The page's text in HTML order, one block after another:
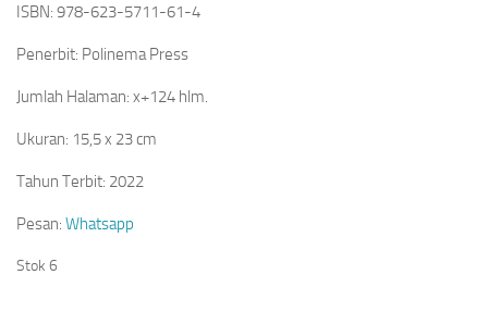
ISBN: 978-623-5711-61-4
Penerbit: Polinema Press
Jumlah Halaman: x+124 hlm.
Ukuran: 15,5 x 23 cm
Tahun Terbit: 2022
Pesan: Whatsapp
Stok 6